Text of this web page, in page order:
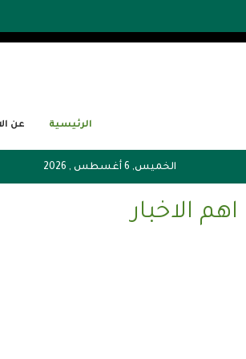
الرئيسية عن
الخميس, 6 أغسطس , 2026
اهم الاخبار